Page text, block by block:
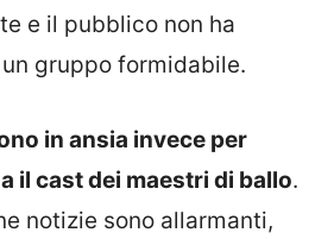
e il pubblico non ha
gruppo formidabile.
in ansia invece per
il cast dei maestri di ballo.
notizie sono allarmanti,